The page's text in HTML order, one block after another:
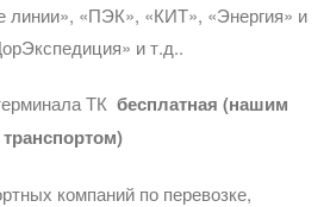
линии», «ПЭК», «КИТ», «Энергия» и
и т.д..
ТК бесплатная (нашим
транспортом)
компаний по перевозке,